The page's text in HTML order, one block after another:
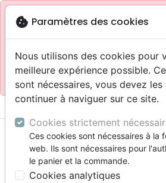
blockSite réservé aux
Accès pour les professionnels :
Site pour le grand public : La
menu
cookie Paramètres des cookies
Nous utilisons des cookies pour
meilleure expérience possible.
sont nécessaires, vous devez
continuer à naviguer sur ce site.
Cookies strictement
Ces cookies sont nécessaires à la
web. Ils sont nécessaires pour
le panier et la commande.
Cookies analytiques